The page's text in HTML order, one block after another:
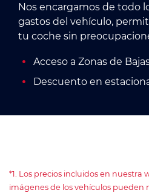
Nos encargamos de todo
gastos del vehículo,
tu coche sin
Acceso a Zonas de
Descuento en
*1. Los precios incluidos en nuestra
imágenes de los vehículos pueden